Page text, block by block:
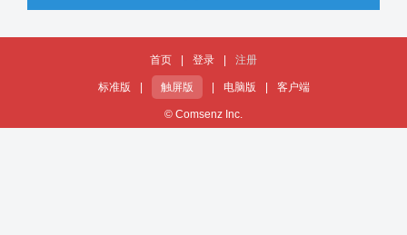
首页 登录 注册
标准版 触屏版 电脑版 客户端
© Comsenz Inc.